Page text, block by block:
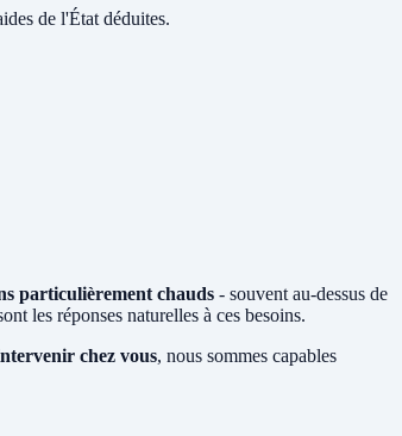
de l'État déduites.
particulièrement chauds - souvent au-dessus de
les réponses naturelles à ces besoins.
chez vous, nous sommes capables